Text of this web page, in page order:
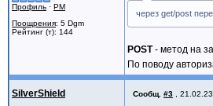
Профиль · PM
Поощрения: 5 Dgm
Рейтинг (т): 144
через get/post
POST- метод на
По поводу
SilverShield Сообщ. #3